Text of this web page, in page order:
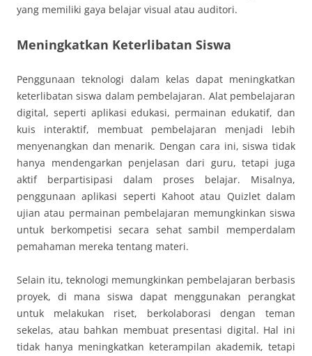
yang memiliki gaya belajar visual atau auditori.
Meningkatkan Keterlibatan Siswa
Penggunaan teknologi dalam kelas dapat meningkatkan
keterlibatan siswa dalam pembelajaran. Alat pembelajaran
digital, seperti aplikasi edukasi, permainan edukatif, dan
kuis interaktif, membuat pembelajaran menjadi lebih
menyenangkan dan menarik. Dengan cara ini, siswa tidak
hanya mendengarkan penjelasan dari guru, tetapi juga
aktif berpartisipasi dalam proses belajar. Misalnya,
penggunaan aplikasi seperti Kahoot atau Quizlet dalam
ujian atau permainan pembelajaran memungkinkan siswa
untuk berkompetisi secara sehat sambil memperdalam
pemahaman mereka tentang materi.
Selain itu, teknologi memungkinkan pembelajaran berbasis
proyek, di mana siswa dapat menggunakan perangkat
untuk melakukan riset, berkolaborasi dengan teman
sekelas, atau bahkan membuat presentasi digital. Hal ini
tidak hanya meningkatkan keterampilan akademik, tetapi